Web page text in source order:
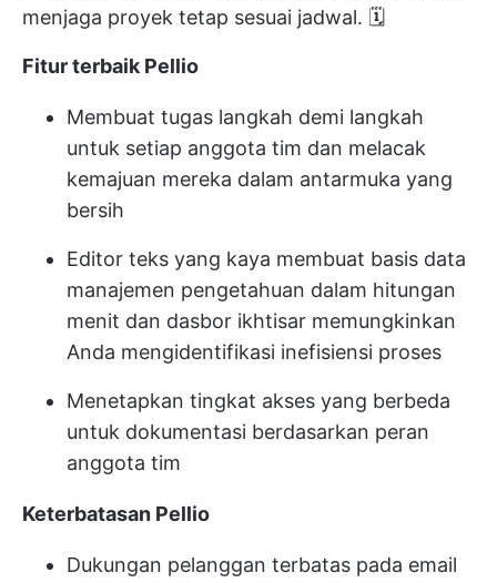
menjaga proyek tetap sesuai jadwal. 🗓️
Fitur terbaik Pellio
Membuat tugas langkah demi langkah
untuk setiap anggota tim dan melacak
kemajuan mereka dalam antarmuka yang
bersih
Editor teks yang kaya membuat basis data
manajemen pengetahuan dalam hitungan
menit dan dasbor ikhtisar memungkinkan
Anda mengidentifikasi inefisiensi proses
Menetapkan tingkat akses yang berbeda
untuk dokumentasi berdasarkan peran
anggota tim
Keterbatasan Pellio
Dukungan pelanggan terbatas pada email